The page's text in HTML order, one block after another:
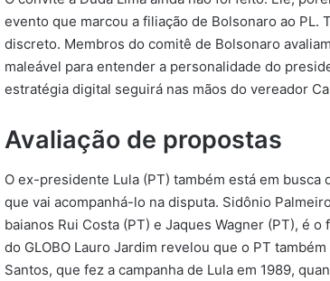
evento que marcou a filiação de Bolsonaro ao PL.
discreto. Membros do comitê de Bolsonaro
maleável para entender a personalidade do
estratégia digital seguirá nas mãos do vereador
Avaliação de propostas
O ex-presidente Lula (PT) também está em busca
que vai acompanhá-lo na disputa. Sidônio
baianos Rui Costa (PT) e Jaques Wagner (PT), é
do GLOBO Lauro Jardim revelou que o PT
Santos, que fez a campanha de Lula em 1989,